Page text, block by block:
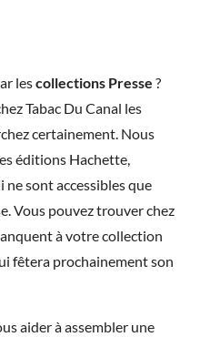
lescollections Presse ?
Tabac Du Canal les
certainement. Nous
éditions Hachette,
ne sont accessibles que
Vous pouvez trouver chez
à votre collection
fêtera prochainement son
aider à assembler une